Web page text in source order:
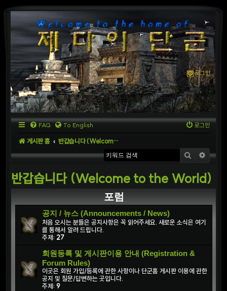
로그인
FAQ To English 로그인
게시판 홈 반갑습니다 (Welcome to the World)
검색 상세
반갑습니다 (Welcome to the World)
포럼
공지 / 뉴스 (Announcements / News)
처음 오시는 분들은 공지사항은 꼭 읽어주세요. 새로운 소식은 여기
를 통해서 알려 드립니다.
주제: 27
회원등록 및 게시판이용 안내 (Registration &
Forum Rules)
이곳은 회원 가입/등록에 관한 사항이나 단군홈 게시판 이용에 관한
공지 및 질문/답변하는 곳입니다.
주제: 9